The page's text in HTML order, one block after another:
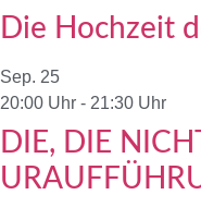
Die Hochzeit
Sep. 25
20:00 Uhr - 21:30 Uhr
DIE, DIE